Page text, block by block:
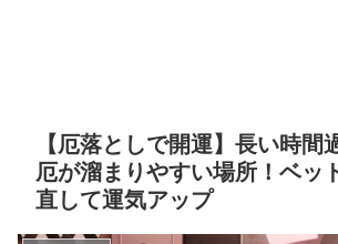
【厄落としで開運】長い時間
厄が溜まりやすい場所！ベッ
直して運気アップ